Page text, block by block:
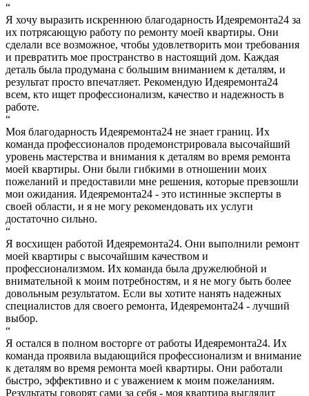
“
Я хочу выразить искреннюю благодарность Идеяремонта24 за
их потрясающую работу по ремонту моей квартиры. Они
сделали все возможное, чтобы удовлетворить мои требования
и превратить мое пространство в настоящий дом. Каждая
деталь была продумана с большим вниманием к деталям, и
результат просто впечатляет. Рекомендую Идеяремонта24
всем, кто ищет профессионализм, качество и надежность в
работе.
“
Моя благодарность Идеяремонта24 не знает границ. Их
команда профессионалов продемонстрировала высочайший
уровень мастерства и внимания к деталям во время ремонта
моей квартиры. Они были гибкими в отношении моих
пожеланий и предоставили мне решения, которые превзошли
мои ожидания. Идеяремонта24 - это истинные эксперты в
своей области, и я не могу рекомендовать их услуги
достаточно сильно.
“
Я восхищен работой Идеяремонта24. Они выполнили ремонт
моей квартиры с высочайшим качеством и
профессионализмом. Их команда была дружелюбной и
внимательной к моим потребностям, и я не могу быть более
довольным результатом. Если вы хотите нанять надежных
специалистов для своего ремонта, Идеяремонта24 - лучший
выбор.
“
Я остался в полном восторге от работы Идеяремонта24. Их
команда проявила выдающийся профессионализм и внимание
к деталям во время ремонта моей квартиры. Они работали
быстро, эффективно и с уважением к моим пожеланиям.
Результаты говорят сами за себя - моя квартира выглядит